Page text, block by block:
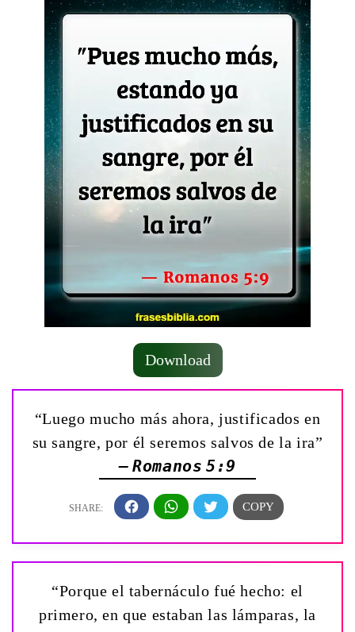
Download
“Luego mucho más ahora, justificados en
su sangre, por él seremos salvos de la ira”
— Romanos 5:9
“Porque el tabernáculo fué hecho: el
primero, en que estaban las lámparas, la